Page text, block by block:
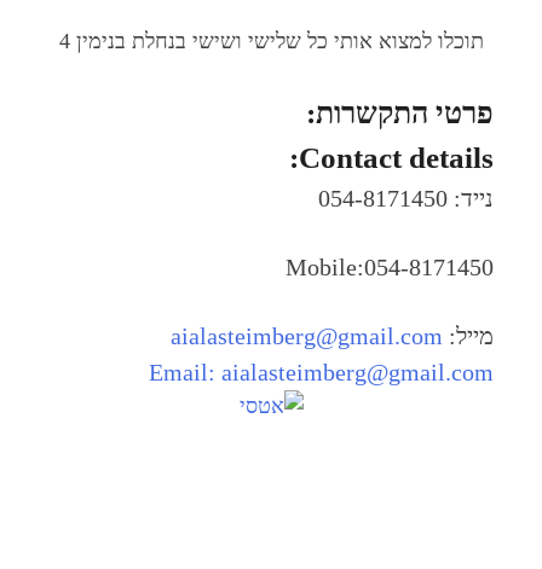
תוכלו למצוא אותי כל שלישי ושישי בנחלת בנימין 4
פרטי התקשרות:
Contact details:
נייד: 054-8171450
Mobile:054-8171450
מייל: aialasteimberg@gmail.com
Email: aialasteimberg@gmail.com